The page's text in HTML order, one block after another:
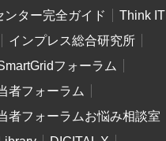
ンター完全ガイド
Think IT
インプレス総合研究所
フォーラム
者フォーラム
者フォーラムお悩み相談室